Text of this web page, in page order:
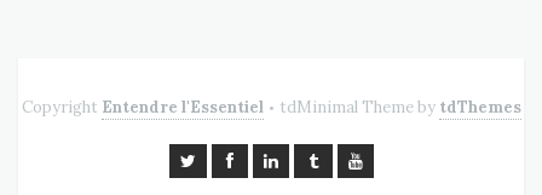
Copyright Entendre l'Essentiel • tdMinimal Theme by tdThemes